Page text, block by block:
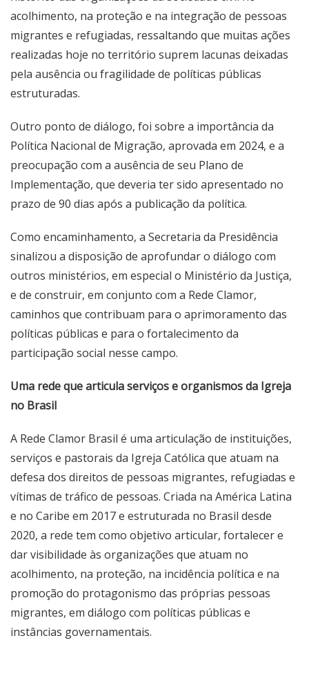
acolhimento, na proteção e na integração de pessoas
migrantes e refugiadas, ressaltando que muitas ações
realizadas hoje no território suprem lacunas deixadas
pela ausência ou fragilidade de políticas públicas
estruturadas.
Outro ponto de diálogo, foi sobre a importância da
Política Nacional de Migração, aprovada em 2024, e a
preocupação com a ausência de seu Plano de
Implementação, que deveria ter sido apresentado no
prazo de 90 dias após a publicação da política.
Como encaminhamento, a Secretaria da Presidência
sinalizou a disposição de aprofundar o diálogo com
outros ministérios, em especial o Ministério da Justiça,
e de construir, em conjunto com a Rede Clamor,
caminhos que contribuam para o aprimoramento das
políticas públicas e para o fortalecimento da
participação social nesse campo.
Uma rede que articula serviços e organismos da Igreja
no Brasil
A Rede Clamor Brasil é uma articulação de instituições,
serviços e pastorais da Igreja Católica que atuam na
defesa dos direitos de pessoas migrantes, refugiadas e
vítimas de tráfico de pessoas. Criada na América Latina
e no Caribe em 2017 e estruturada no Brasil desde
2020, a rede tem como objetivo articular, fortalecer e
dar visibilidade às organizações que atuam no
acolhimento, na proteção, na incidência política e na
promoção do protagonismo das próprias pessoas
migrantes, em diálogo com políticas públicas e
instâncias governamentais.